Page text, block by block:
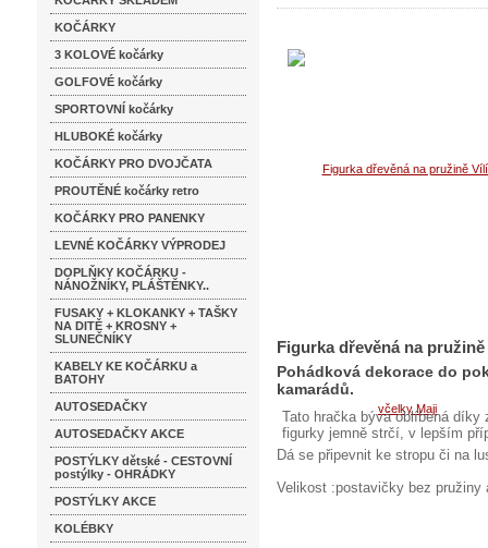
KOČÁRKY
3 KOLOVÉ kočárky
GOLFOVÉ kočárky
SPORTOVNÍ kočárky
HLUBOKÉ kočárky
KOČÁRKY PRO DVOJČATA
PROUTĚNÉ kočárky retro
KOČÁRKY PRO PANENKY
LEVNÉ KOČÁRKY VÝPRODEJ
DOPLŇKY KOČÁRKU -
NÁNOŽNÍKY, PLÁŠTĚNKY..
FUSAKY + KLOKANKY + TAŠKY
NA DITĚ + KROSNY +
SLUNEČNÍKY
KABELY KE KOČÁRKU a
BATOHY
AUTOSEDAČKY
AUTOSEDAČKY AKCE
POSTÝLKY dětské - CESTOVNÍ
postýlky - OHRÁDKY
POSTÝLKY AKCE
KOLÉBKY
Figurka dřevěná na pružině
Pohádková dekorace do
kamarádů.
Tato hračka bývá oblíbená
figurky jemně strčí, v lepším
Dá se připevnit ke stropu či na
Velikost :postavičky bez pružiny